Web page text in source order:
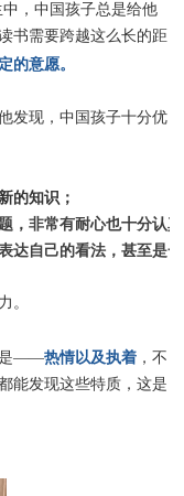
，中国孩子总是给他
书需要跨越这么长的距
的意愿。
发现，中国孩子十分优
的知识；
，非常有耐心也十分认
达自己的看法，甚至是
。
是——热情以及执着 ，不
能发现这些特质，这是